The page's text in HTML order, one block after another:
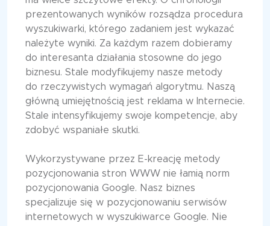
prezentowanych wyników rozsądza procedura
wyszukiwarki, którego zadaniem jest wykazać
należyte wyniki. Za każdym razem dobieramy
do interesanta działania stosowne do jego
biznesu. Stale modyfikujemy nasze metody
do rzeczywistych wymagań algorytmu. Naszą
główną umiejętnością jest reklama w Internecie.
Stale intensyfikujemy swoje kompetencje, aby
zdobyć wspaniałe skutki.
Wykorzystywane przez E-kreację metody
pozycjonowania stron WWW nie łamią norm
pozycjonowania Google. Nasz biznes
specjalizuje się w pozycjonowaniu serwisów
internetowych w wyszukiwarce Google. Nie